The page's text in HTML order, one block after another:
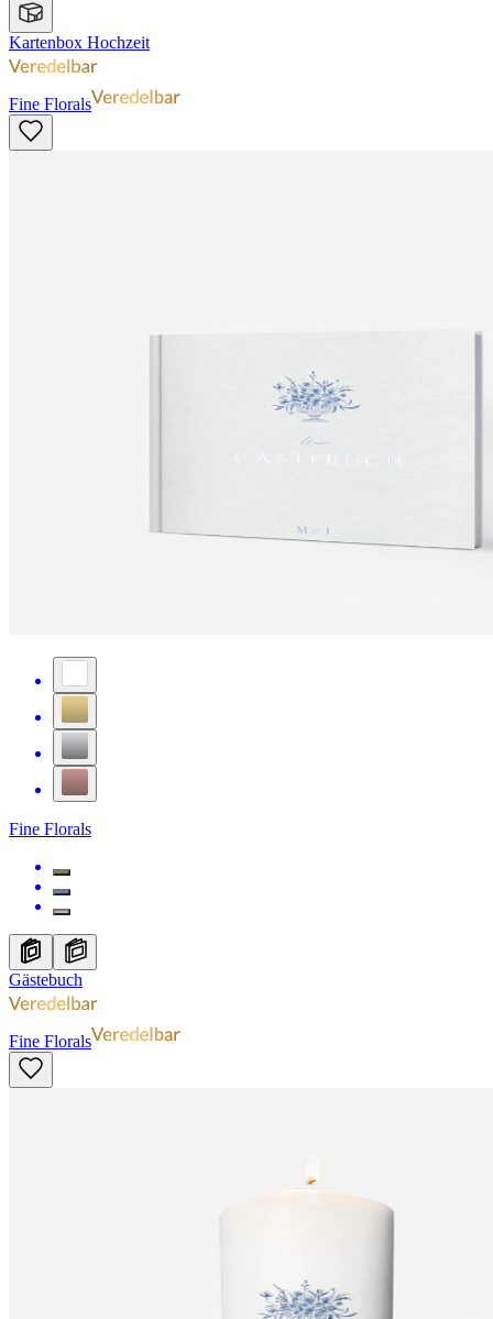
Kartenbox Hochzeit
Fine Florals
Fine Florals
Gästebuch
Fine Florals